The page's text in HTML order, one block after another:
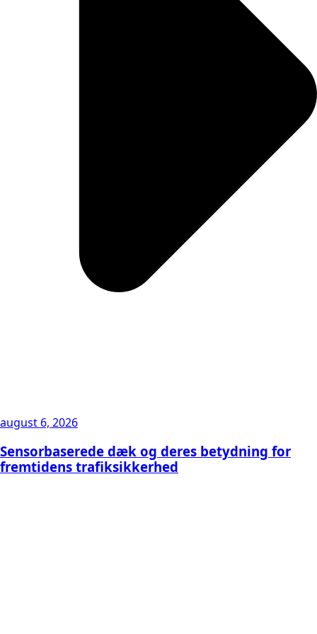
august 6, 2026
Sensorbaserede dæk og deres betydning for
fremtidens trafiksikkerhed